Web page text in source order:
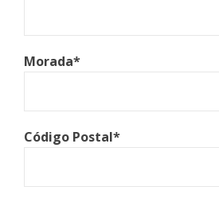
Morada*
Código Postal*